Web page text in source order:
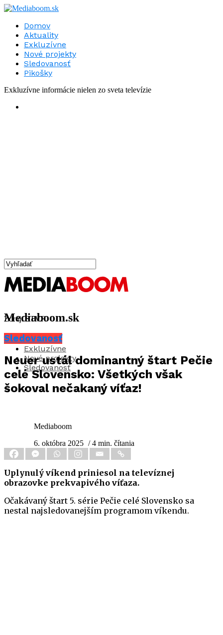
Domov
Aktuality
Exkluzívne
Nové projekty
Sledovanosť
Pikošky
Exkluzívne informácie nielen zo sveta televízie
Mediaboom.sk
Aktuality
Exkluzívne
Nové projekty
Sledovanosť
Zdroj: STVR
Sledovanosť
Neuer ustál dominantný štart Pečie
celé Slovensko: Všetkých však
šokoval nečakaný víťaz!
Mediaboom
6. októbra 2025 / 4 min. čítania
Uplynulý víkend priniesol na televíznej
obrazovke prekvapivého víťaza.
Očakávaný štart 5. série Pečie celé Slovensko sa
nestal najsledovanejším programom víkendu.